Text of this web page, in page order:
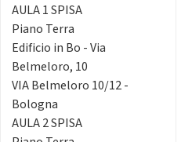
AULA 1 SPISA
Piano Terra
Edificio in Bo - Via
Belmeloro, 10
VIA Belmeloro 10/12 -
Bologna
AULA 2 SPISA